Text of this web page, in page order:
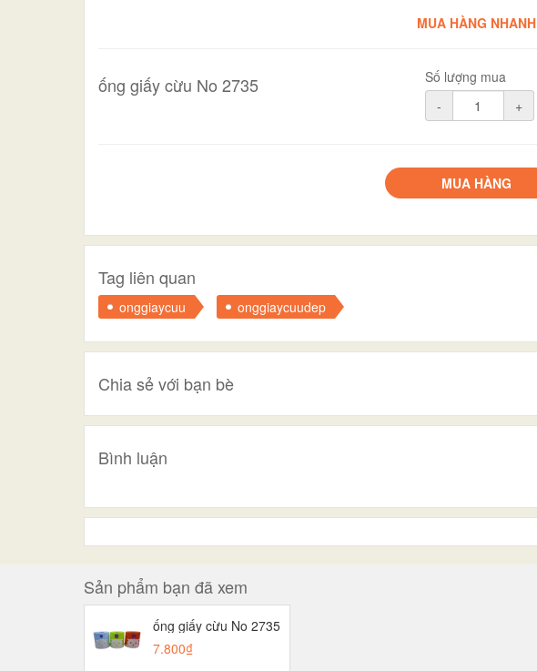
MUA HÀNG NHANH
ống giấy cừu No 2735
Số lượng mua
-
+
MUA HÀNG
Tag liên quan
onggiaycuu onggiaycuudep
Chia sẻ với bạn bè
Bình luận
Sản phẩm bạn đã xem
ống giấy cừu No 2735
7.800₫